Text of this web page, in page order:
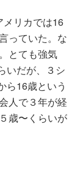
メリカでは16
っていた。な
とても強気
いだが、３シ
ら16歳という
人で３年が経
歳〜くらいが